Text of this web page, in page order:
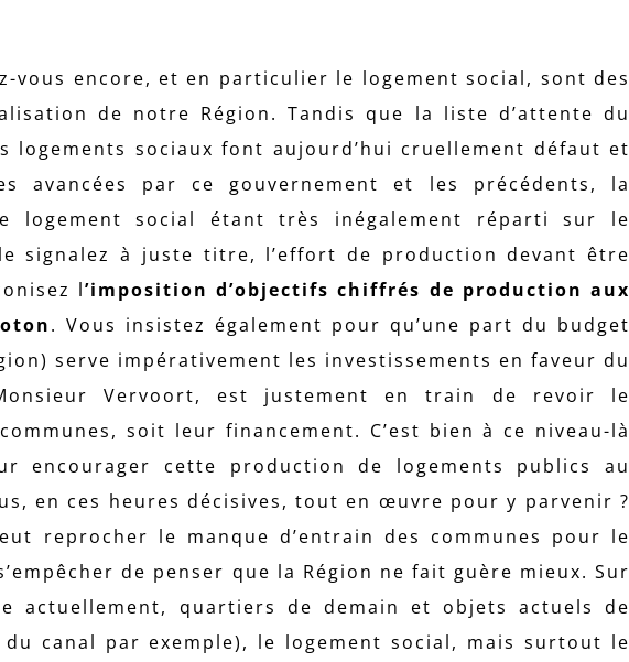
vous encore, et en particulier le logement social, sont des
de notre Région. Tandis que la liste d’attente du
logements sociaux font aujourd’hui cruellement défaut et
avancées par ce gouvernement et les précédents, la
logement social étant très inégalement réparti sur le
signalez à juste titre, l’effort de production devant être
l’imposition d’objectifs chiffrés de production aux
. Vous insistez également pour qu’une part du budget
serve impérativement les investissements en faveur du
Vervoort, est justement en train de revoir le
soit leur financement. C’est bien à ce niveau-là
encourager cette production de logements publics au
en ces heures décisives, tout en œuvre pour y parvenir ?
reprocher le manque d’entrain des communes pour le
de penser que la Région ne fait guère mieux. Sur
actuellement, quartiers de demain et objets actuels de
canal par exemple), le logement social, mais surtout le